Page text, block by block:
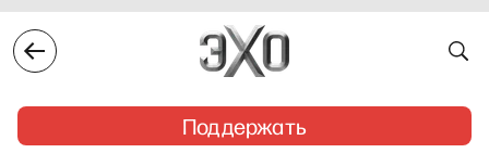
Поддержать